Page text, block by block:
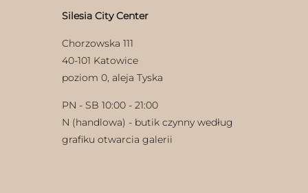
Silesia City Center
Chorzowska 111
40-101 Katowice
poziom 0, aleja Tyska
PN - SB 10:00 - 21:00
N (handlowa) - butik czynny według
grafiku otwarcia galerii